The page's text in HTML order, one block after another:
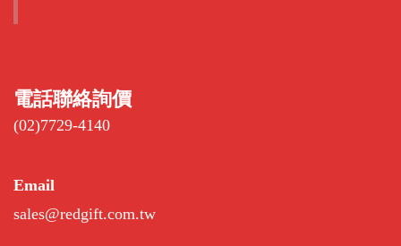
電話聯絡詢價
(02)7729-4140
Email
sales@redgift.com.tw